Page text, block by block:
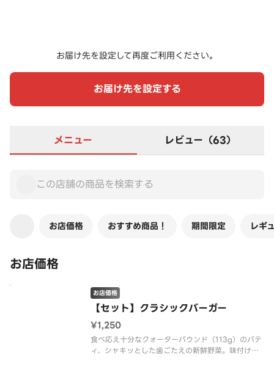
お届け先を設定して再度ご利用ください。
お届け先を設定する
メニュー レビュー（63）
お店価格 おすすめ商品！ 期間限定 レギ
お店価格
【セット】クラシックバーガー
お店価格
¥1,250
食べ応え十分なクォーターバウンド（113g）のパテ
ィ、シャキッとした歯ごたえの新鮮野菜。味付けは